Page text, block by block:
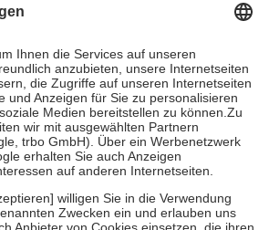
Zuzahlungen in Höhe von zehn
Es sind jedoch nie mehr als die tatsächlichen
entrichten.
auch für Online-Apotheken.
Krankenpflege beträgt die
der Kosten sowie zehn Euro je
Versicherten für ihre eigene Gesundheit zu
Stellung der Familie zu unterstützen,
an bei:
bis zum vollendeten 18. Lebensjahr